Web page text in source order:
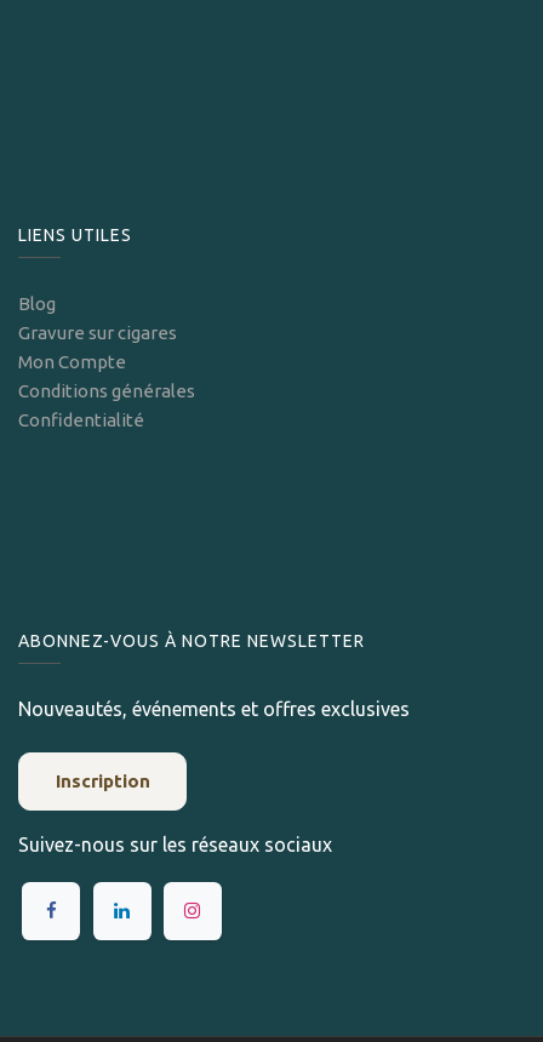
LIENS UTILES
Blog
Gravure sur cigares
Mon Compte
Conditions générales
Confidentialité
ABONNEZ-VOUS À NOTRE NEWSLETTER
Nouveautés, événements et offres exclusives
Inscription
Suivez-nous sur les réseaux sociaux